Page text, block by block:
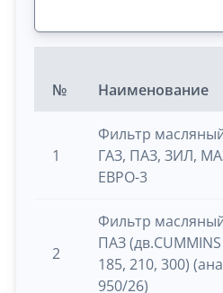
№ Наименование
1
Фильтр
ГАЗ, ПАЗ, ЗИЛ,
ЕВРО-3
2
Фильтр
ПАЗ (дв.CUMMINS
185, 210, 300)
950/26)